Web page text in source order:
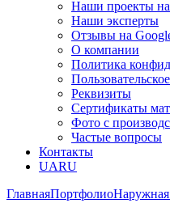
Наши проекты на
Наши эксперты
Отзывы на
О компании
Политика
Реквизиты
Сертификаты
Фото с
Частые вопросы
Контакты
UARU
ГлавнаяПортфолиоНаружная